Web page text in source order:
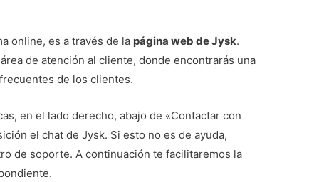
online, es a través de la página web de Jysk.
de atención al cliente, donde encontrarás una
de los clientes.
en el lado derecho, abajo de «Contactar con
el chat de Jysk. Si esto no es de ayuda,
de soporte. A continuación te facilitaremos la